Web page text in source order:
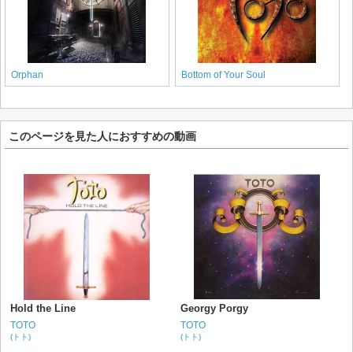
Orphan Bottom of Your Soul
このページを見た人におすすめの動画
Hold the Line
TOTO
(トト)
Georgy Porgy
TOTO
(トト)